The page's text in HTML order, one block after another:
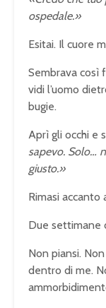
ospedale.»
Esitai. Il cuore
Sembrava così
vidi l’uomo
bugie.
Aprì gli occhi e
sapevo. Solo…
giusto.»
Rimasi accanto
Due settimane
Non piansi.
dentro di me.